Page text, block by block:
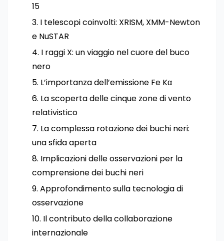
15
I telescopi coinvolti: XRISM, XMM-Newton
e NuSTAR
I raggi X: un viaggio nel cuore del buco
nero
L’importanza dell’emissione Fe Kα
La scoperta delle cinque zone di vento
relativistico
La complessa rotazione dei buchi neri:
una sfida aperta
Implicazioni delle osservazioni per la
comprensione dei buchi neri
Approfondimento sulla tecnologia di
osservazione
Il contributo della collaborazione
internazionale